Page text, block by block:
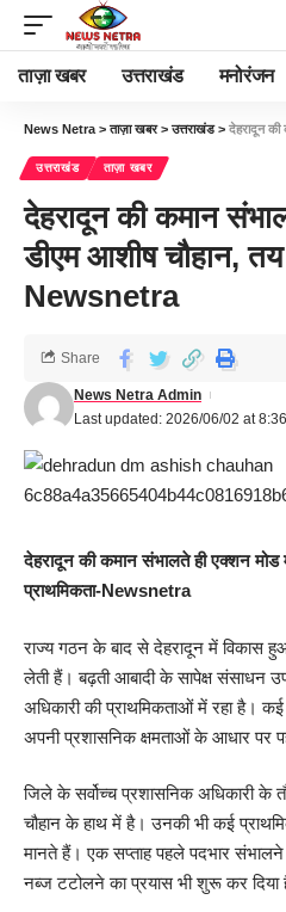
ताज़ा खबर उत्तराखंड मनोरंजन
News Netra >ताज़ा खबर>उत्तराखंड> देहरादून की कमान
उत्तराखंड ताज़ा खबर
देहरादून की कमान
डीएम आशीष चौहान,
Newsnetra
Last updated: 2026/06/02 at
News Netra Admin
Share
देहरादून की कमान संभालते ही एक्शन मोड
प्राथमिकता-Newsnetra
राज्य गठन के बाद से देहरादून में विकास
लेती हैं। बढ़ती आबादी के सापेक्ष संसाधन
अधिकारी की प्राथमिकताओं में रहा है।
अपनी प्रशासनिक क्षमताओं के आधार पर
जिले के सर्वोच्च प्रशासनिक अधिकारी के
चौहान के हाथ में है। उनकी भी कई
मानते हैं। एक सप्ताह पहले पदभार
नब्ज टटोलने का प्रयास भी शुरू कर दिया